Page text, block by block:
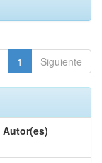
1 Siguiente
Autor(es)